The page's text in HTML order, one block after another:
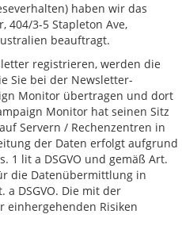
haben wir das
404/3-5 Stapleton Ave,
beauftragt.
registrieren, werden die
Sie bei der Newsletter-
Monitor übertragen und dort
Monitor hat seinen Sitz
Servern / Rechenzentren in
der Daten erfolgt aufgrund
1 lit a DSGVO und gemäß Art.
die Datenübermittlung in
a DSGVO. Die mit der
Risiken